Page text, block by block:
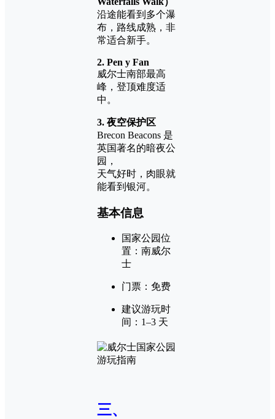
沿途能看到多个瀑
布，路线成熟，非
常适合新手。
2. Pen y Fan
威尔士南部最高
峰，登顶难度适
中。
3. 夜空保护区
Brecon Beacons 是
英国著名的暗夜公
园，
天气好时，肉眼就
能看到银河。
基本信息
国家公园位
置：南威尔
士
门票：免费
建议游玩时
间：1–3 天
三、